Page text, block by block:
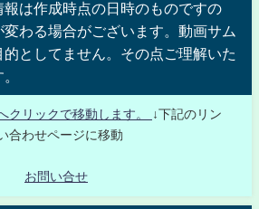
は作成時点の日時のものですの
わる場合がございます。動画サム
としてません。その点ご理解いた
クリックで移動します。
↓下記のリン
合わせページに移動
お問い合せ